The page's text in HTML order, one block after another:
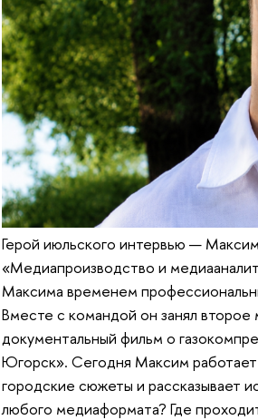
Герой июльского интервью —
«Медиапроизводство и
Максима временем
Вместе с командой он занял
документальный фильм о
Югорск». Сегодня Максим
городские сюжеты и рассказывает
любого медиаформата? Где